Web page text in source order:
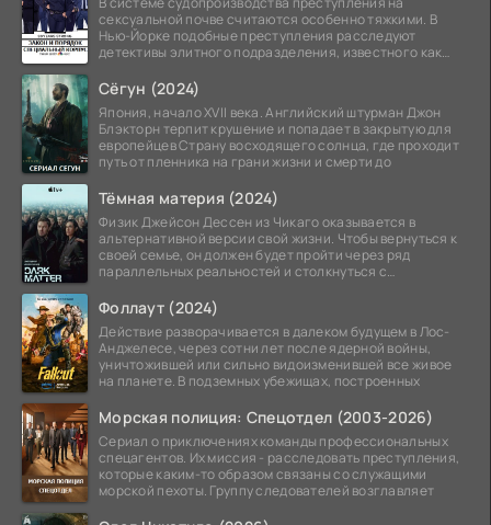
сексуальной почве считаются особенно тяжкими. В
Нью-Йорке подобные преступления расследуют
детективы элитного подразделения, известного как
Сёгун (2024)
Япония, начало XVII века. Английский штурман Джон
Блэкторн терпит крушение и попадает в закрытую для
европейцев Страну восходящего солнца, где проходит
путь от пленника на грани жизни и смерти до
Тёмная материя (2024)
Физик Джейсон Дессен из Чикаго оказывается в
альтернативной версии свой жизни. Чтобы вернуться к
своей семье, он должен будет пройти через ряд
параллельных реальностей и столкнуться с
Фоллаут (2024)
Действие разворачивается в далеком будущем в Лос-
Анджелесе, через сотни лет после ядерной войны,
уничтожившей или сильно видоизменившей все живое
на планете. В подземных убежищах, построенных
Морская полиция: Спецотдел (2003-2026)
Сериал о приключениях команды профессиональных
спецагентов. Их миссия - расследовать преступления,
которые каким-то образом связаны со служащими
морской пехоты. Группу следователей возглавляет